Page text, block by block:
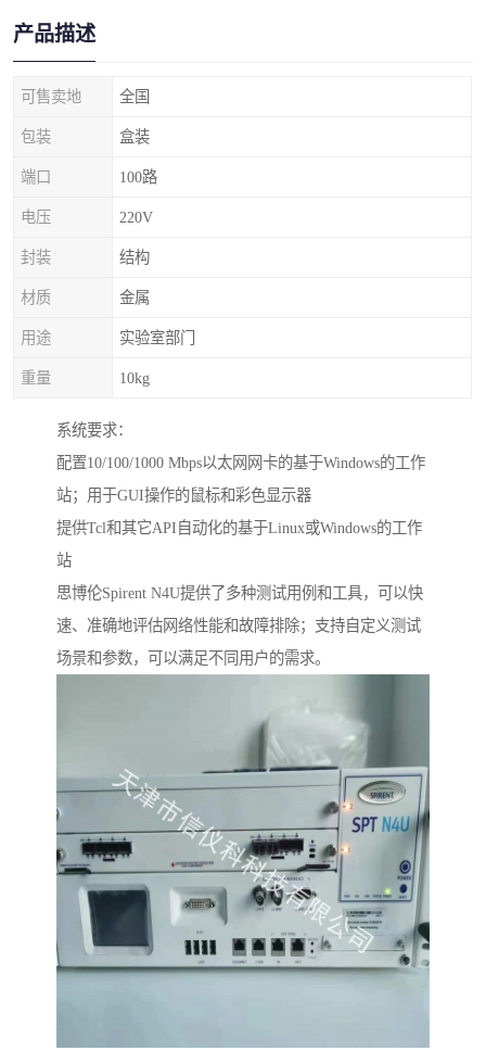
产品描述
可售卖地 全国
包装 盒装
端口 100路
电压 220V
封装 结构
材质 金属
用途 实验室部门
重量 10kg
系统要求：
配置10/100/1000 Mbps以太网网卡的基于Windows的工作
站；用于GUI操作的鼠标和彩色显示器
提供Tcl和其它API自动化的基于Linux或Windows的工作
站
思博伦Spirent N4U提供了多种测试用例和工具，可以快
速、准确地评估网络性能和故障排除；支持自定义测试
场景和参数，可以满足不同用户的需求。